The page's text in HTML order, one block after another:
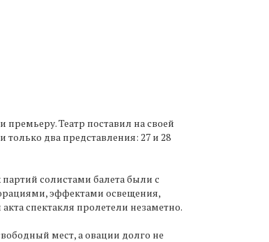
Театр поставил на своей
два представления: 27 и 28
солистами балета были с
эффектами освещения,
спектакля пролетели незаметно.
мест, а овации долго не